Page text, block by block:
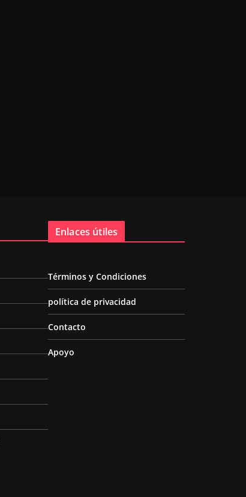
Enlaces útiles
Términos y Condiciones
política de privacidad
Contacto
Apoyo